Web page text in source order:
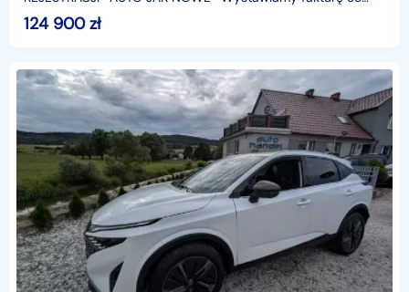
zwalnia nabywcę z podatku (2%) w Urzędzie Skarbowym!
➖️➖️➖️➖️➖️➖️➖️Nissa
124 900zł